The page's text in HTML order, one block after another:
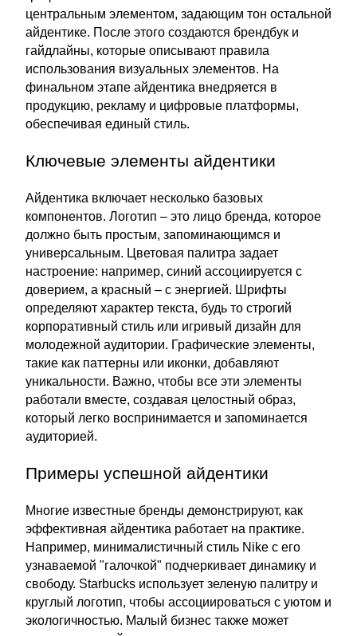
центральным элементом, задающим тон остальной
айдентике. После этого создаются брендбук и
гайдлайны, которые описывают правила
использования визуальных элементов. На
финальном этапе айдентика внедряется в
продукцию, рекламу и цифровые платформы,
обеспечивая единый стиль.
Ключевые элементы айдентики
Айдентика включает несколько базовых
компонентов. Логотип – это лицо бренда, которое
должно быть простым, запоминающимся и
универсальным. Цветовая палитра задает
настроение: например, синий ассоциируется с
доверием, а красный – с энергией. Шрифты
определяют характер текста, будь то строгий
корпоративный стиль или игривый дизайн для
молодежной аудитории. Графические элементы,
такие как паттерны или иконки, добавляют
уникальности. Важно, чтобы все эти элементы
работали вместе, создавая целостный образ,
который легко воспринимается и запоминается
аудиторией.
Примеры успешной айдентики
Многие известные бренды демонстрируют, как
эффективная айдентика работает на практике.
Например, минималистичный стиль Nike с его
узнаваемой "галочкой" подчеркивает динамику и
свободу. Starbucks использует зеленую палитру и
круглый логотип, чтобы ассоциироваться с уютом и
экологичностью. Малый бизнес также может